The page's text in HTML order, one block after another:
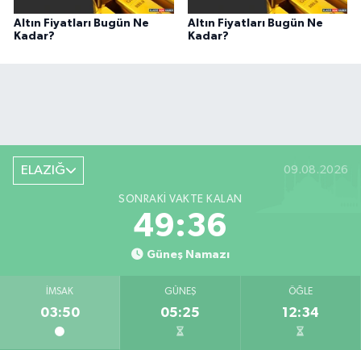
Altın Fiyatları Bugün Ne
Kadar?
Altın Fiyatları Bugün Ne
Kadar?
ELAZIĞ 09.08.2026
SONRAKI VAKTE KALAN
49:36
Güneş Namazı
İMSAK
03:50
GÜNEŞ
05:25
ÖĞLE
12:34